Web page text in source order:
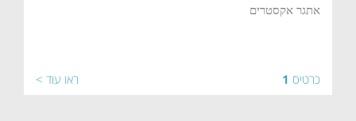
אתגר אקסטרים
כרטיס 1 ראו עוד >